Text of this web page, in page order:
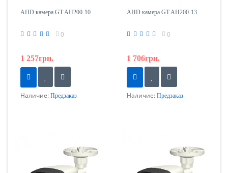
AHD камера GT AH200-10
0
1 257грн.
Наличие: Предзаказ
AHD камера GT AH200-13
0
1 706грн.
Наличие: Предзаказ